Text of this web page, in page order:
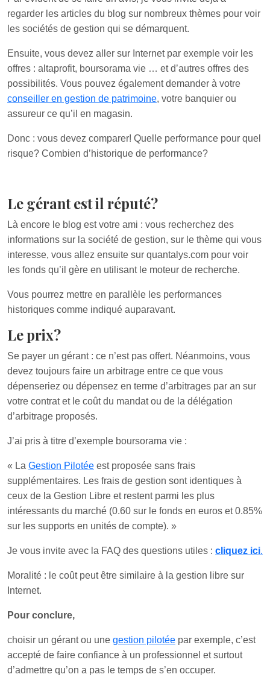
regarder les articles du blog sur nombreux thèmes pour voir
les sociétés de gestion qui se démarquent.
Ensuite, vous devez aller sur Internet par exemple voir les
offres : altaprofit, boursorama vie … et d’autres offres des
possibilités. Vous pouvez également demander à votre
conseiller en gestion de patrimoine, votre banquier ou
assureur ce qu’il en magasin.
Donc : vous devez comparer! Quelle performance pour quel
risque? Combien d’historique de performance?
Le gérant est il réputé?
Là encore le blog est votre ami : vous recherchez des
informations sur la société de gestion, sur le thème qui vous
interesse, vous allez ensuite sur quantalys.com pour voir
les fonds qu’il gère en utilisant le moteur de recherche.
Vous pourrez mettre en parallèle les performances
historiques comme indiqué auparavant.
Le prix?
Se payer un gérant : ce n’est pas offert. Néanmoins, vous
devez toujours faire un arbitrage entre ce que vous
dépenseriez ou dépensez en terme d’arbitrages par an sur
votre contrat et le coût du mandat ou de la délégation
d’arbitrage proposés.
J’ai pris à titre d’exemple boursorama vie :
« La Gestion Pilotée est proposée sans frais
supplémentaires. Les frais de gestion sont identiques à
ceux de la Gestion Libre et restent parmi les plus
intéressants du marché (0.60 sur le fonds en euros et 0.85%
sur les supports en unités de compte). »
Je vous invite avec la FAQ des questions utiles : cliquez ici.
Moralité : le coût peut être similaire à la gestion libre sur
Internet.
Pour conclure,
choisir un gérant ou une gestion pilotée par exemple, c’est
accepté de faire confiance à un professionnel et surtout
d’admettre qu’on a pas le temps de s’en occuper.